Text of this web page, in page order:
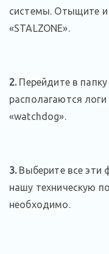
системы. Отыщите и
«STALZONE».
2. Перейдите в
располагаются
«watchdog».
3.Выберите все эти
нашу техническую
необходимо.